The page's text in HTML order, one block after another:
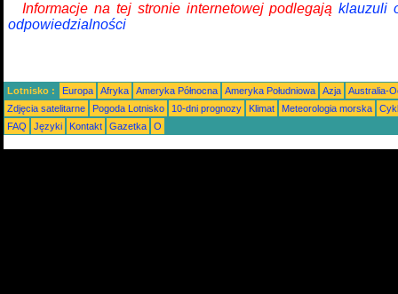
Informacje na tej stronie internetowej podlegająklauzuli
odpowiedzialności
Lotnisko : Europa Afryka Ameryka Północna Ameryka Południowa Azja
Australia-
Zdjęcia satelitarne
Pogoda Lotnisko 10-dni prognozy Klimat Meteorologia morska
FAQ
Języki Kontakt Gazetka O